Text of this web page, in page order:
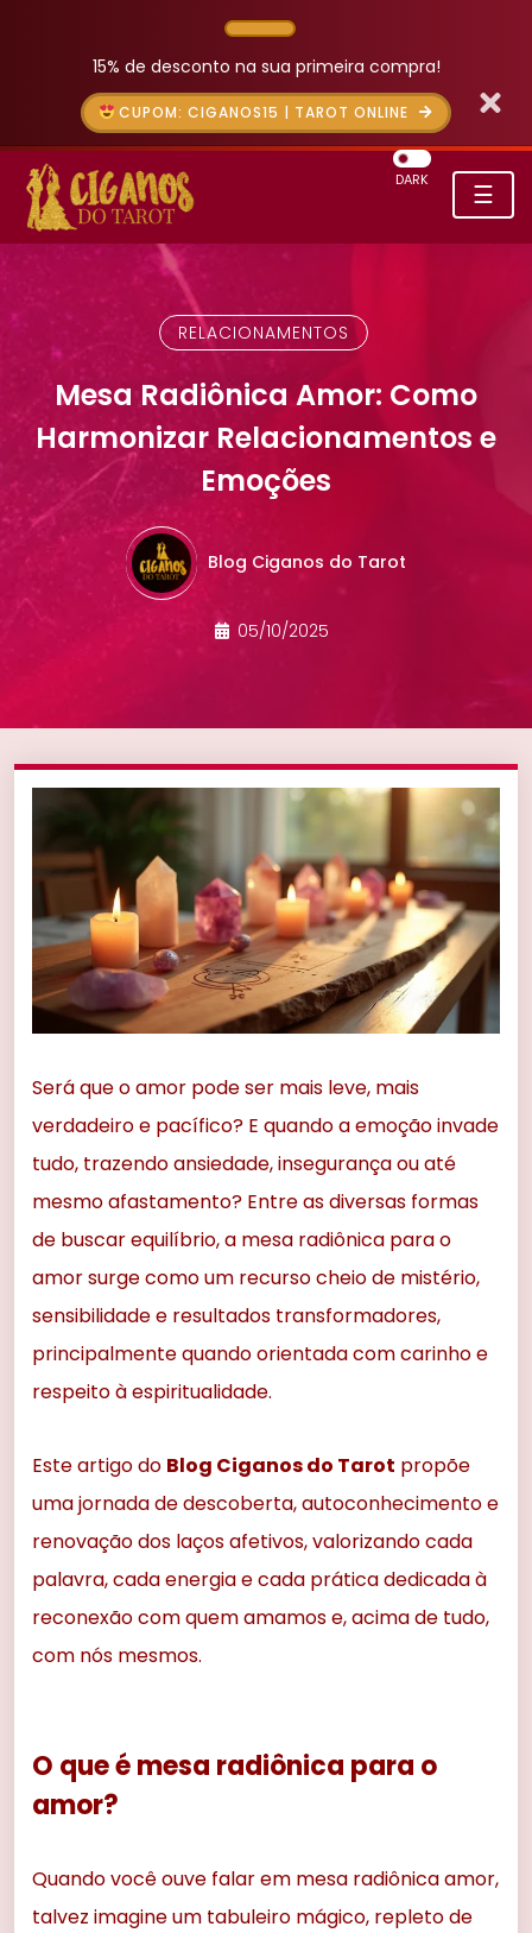
15% de desconto na sua primeira compra!
CUPOM: CIGANOS15 | TAROT ONLINE
☰
DARK
RELACIONAMENTOS
Mesa Radiônica Amor: Como
Harmonizar Relacionamentos e
Emoções
Blog Ciganos do Tarot
05/10/2025
Será que o amor pode ser mais leve, mais
verdadeiro e pacífico? E quando a emoção invade
tudo, trazendo ansiedade, insegurança ou até
mesmo afastamento? Entre as diversas formas
de buscar equilíbrio, a mesa radiônica para o
amor surge como um recurso cheio de mistério,
sensibilidade e resultados transformadores,
principalmente quando orientada com carinho e
respeito à espiritualidade.
Este artigo do Blog Ciganos do Tarot propõe
uma jornada de descoberta, autoconhecimento e
renovação dos laços afetivos, valorizando cada
palavra, cada energia e cada prática dedicada à
reconexão com quem amamos e, acima de tudo,
com nós mesmos.
O que é mesa radiônica para o
amor?
Quando você ouve falar em mesa radiônica amor,
talvez imagine um tabuleiro mágico, repleto de